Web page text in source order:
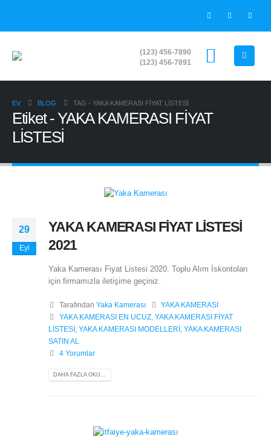
(123) 456-7890
(123) 456-7891
EV BLOG TAG - YAKA KAMERASI FİYAT LİSTESİ
Etiket - YAKA KAMERASI FİYAT
LİSTESİ
29
Eyl
YAKA KAMERASI FİYAT LİSTESİ
2021
Yaka Kamerası Fiyat Listesi 2020. Toplu Alım İskontoları
için firmamızla iletişime geçiniz.
Tarafından Yaka Kamerası
YAKA KAMERASI
YAKA KAMERASI EN UCUZ, YAKA KAMERASI FİYAT
LİSTESİ YAKA KAMERASI MODELLERİ YAKA KAMERASI
SATIN AL
4 Yorumlar
DAHA FAZLA OKU...